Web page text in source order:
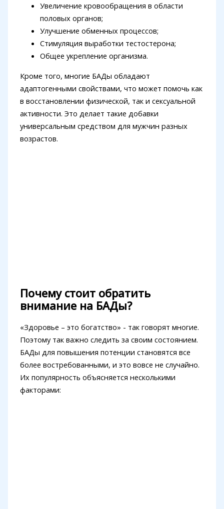
Увеличение кровообращения в области
половых органов;
Улучшение обменных процессов;
Стимуляция выработки тестостерона;
Общее укрепление организма.
Кроме того, многие БАДы обладают
адаптогенными свойствами, что может помочь как
в восстановлении физической, так и сексуальной
активности. Это делает такие добавки
универсальным средством для мужчин разных
возрастов.
Почему стоит обратить
внимание на БАДы?
«Здоровье – это богатство» - так говорят многие.
Поэтому так важно следить за своим состоянием.
БАДы для повышения потенции становятся все
более востребованными, и это вовсе не случайно.
Их популярность объясняется несколькими
факторами: